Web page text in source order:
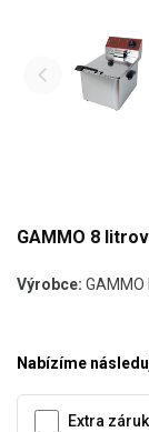
GAMMO 8
Výrobce: GAMMO
Nabízíme
Extra